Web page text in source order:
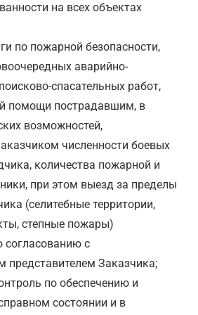
на всех объектах
по пожарной безопасности,
аварийно-
спасательных работ,
помощи пострадавшим, в
возможностей,
численности боевых
количества пожарной и
при этом выезд за пределы
(селитебные территории,
степные пожары)
согласованию с
представителем Заказчика;
по обеспечению и
состоянии и в